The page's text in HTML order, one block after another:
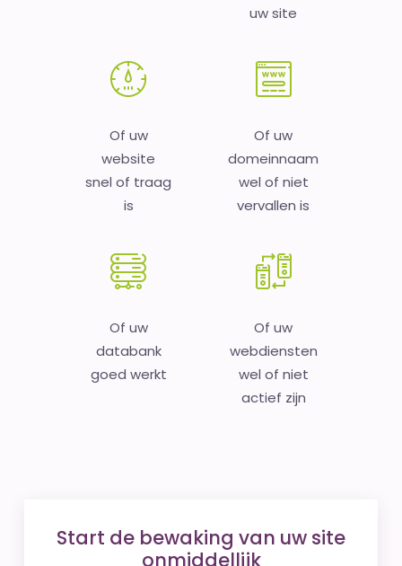
uw site
Of uw
website
snel of traag
is
Of uw
domeinnaam
wel of niet
vervallen is
Of uw
databank
goed werkt
Of uw
webdiensten
wel of niet
actief zijn
Start de bewaking van uw site
onmiddellijk